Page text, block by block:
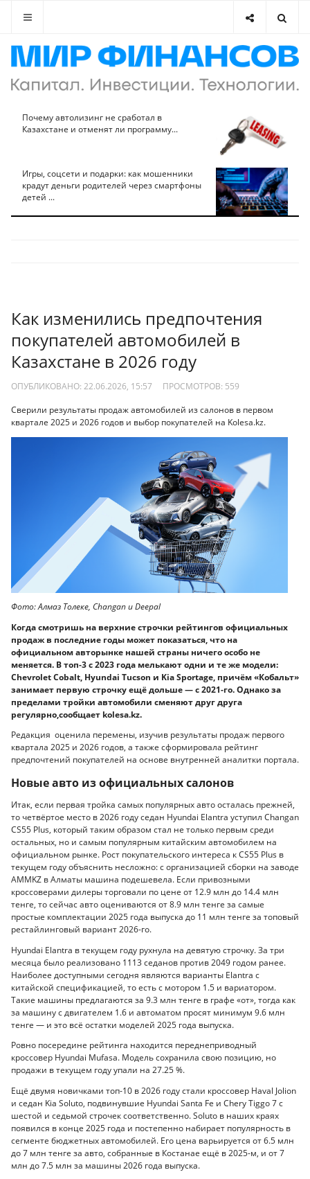
Почему автолизинг не сработал в
Казахстане и отменят ли программу...
Игры, соцсети и подарки: как мошенники
крадут деньги родителей через смартфоны
детей ...
Как изменились предпочтения
покупателей автомобилей в
Казахстане в 2026 году
ОПУБЛИКОВАНО: 22.06.2026, 15:57 ПРОСМОТРОВ: 559
Сверили результаты продаж автомобилей из салонов в первом
квартале 2025 и 2026 годов и выбор покупателей на Kolesa.kz.
Фото: Алмаз Толеке, Changan и Deepal
Когда смотришь на верхние строчки рейтингов официальных
продаж в последние годы может показаться, что на
официальном авторынке нашей страны ничего особо не
меняется. В топ-3 с 2023 года мелькают одни и те же модели:
Chevrolet Cobalt, Hyundai Tucson и Kia Sportage, причём «Кобальт»
занимает первую строчку ещё дольше — с 2021-го. Однако за
пределами тройки автомобили сменяют друг друга
регулярно,сообщает kolesa.kz.
Редакция оценила перемены, изучив результаты продаж первого
квартала 2025 и 2026 годов, а также сформировала рейтинг
предпочтений покупателей на основе внутренней аналитки портала.
Новые авто из официальных салонов
Итак, если первая тройка самых популярных авто осталась прежней,
то четвёртое место в 2026 году седан Hyundai Elantra уступил Changan
CS55 Plus, который таким образом стал не только первым среди
остальных, но и самым популярным китайским автомобилем на
официальном рынке. Рост покупательского интереса к CS55 Plus в
текущем году объяснить несложно: с организацией сборки на заводе
AMMKZ в Алматы машина подешевела. Если привозными
кроссоверами дилеры торговали по цене от 12.9 млн до 14.4 млн
тенге, то сейчас авто оцениваются от 8.9 млн тенге за самые
простые комплектации 2025 года выпуска до 11 млн тенге за топовый
рестайлинговый вариант 2026-го.
Hyundai Elantra в текущем году рухнула на девятую строчку. За три
месяца было реализовано 1113 седанов против 2049 годом ранее.
Наиболее доступными сегодня являются варианты Elantra с
китайской спецификацией, то есть с мотором 1.5 и вариатором.
Такие машины предлагаются за 9.3 млн тенге в графе «от», тогда как
за машину с двигателем 1.6 и автоматом просят минимум 9.6 млн
тенге — и это всё остатки моделей 2025 года выпуска.
Ровно посередине рейтинга находится переднеприводный
кроссовер Hyundai Mufasa. Модель сохранила свою позицию, но
продажи в текущем году упали на 27.25 %.
Ещё двумя новичками топ-10 в 2026 году стали кроссовер Haval Jolion
и седан Kia Soluto, подвинувшие Hyundai Santa Fe и Chery Tiggo 7 c
шестой и седьмой строчек соответственно. Soluto в наших краях
появился в конце 2025 года и постепенно набирает популярность в
сегменте бюджетных автомобилей. Его цена варьируется от 6.5 млн
до 7 млн тенге за авто, собранные в Костанае ещё в 2025-м, и от 7
млн до 7.5 млн за машины 2026 года выпуска.